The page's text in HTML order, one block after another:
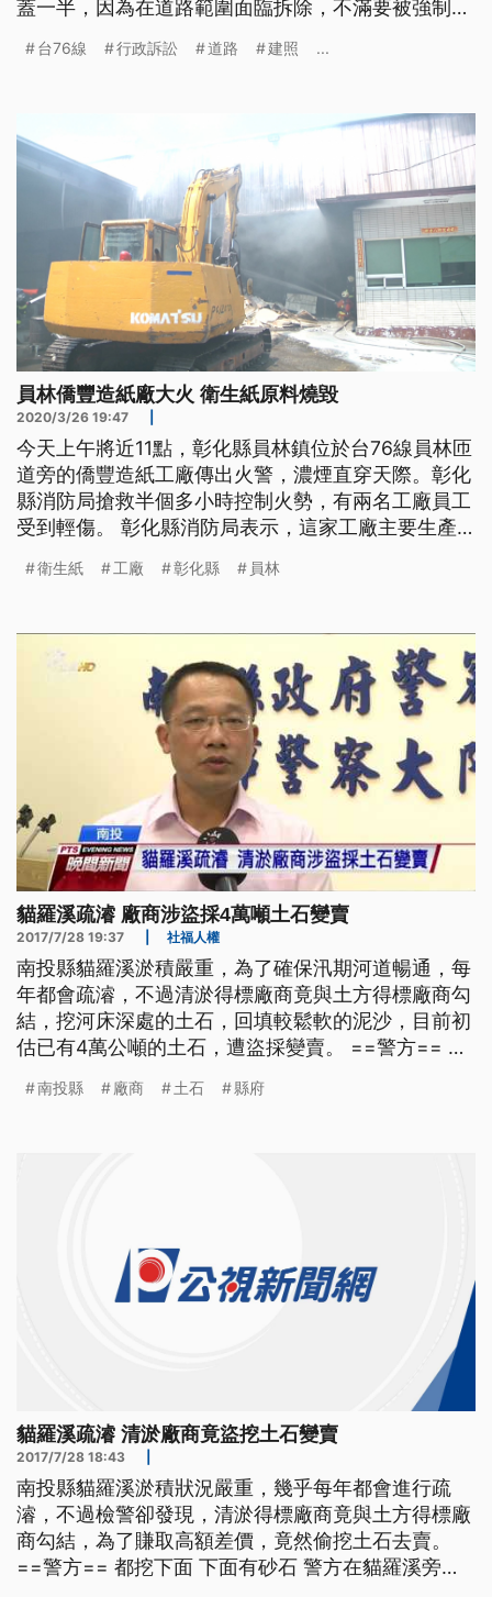
蓋一半，因為在道路範圍面臨拆除，不滿要被強制徵
是在道路用地範圍內，也希望和所有權人溝通，取得
台76線 行政訴訟 道路 建照 ...
員林僑豐造紙廠大火 衛生紙原料燒毀
2020/3/26 19:47
今天上午將近11點，彰化縣員林鎮位於台76線員林匝
道旁的僑豐造紙工廠傳出火警，濃煙直穿天際。彰化
縣消防局搶救半個多小時控制火勢，有兩名工廠員工
受到輕傷。 彰化縣消防局表示，這家工廠主要生產
廠約400平方公尺都陷入火海。衛生紙工廠業者表
工。這個廠區是進行打漿工作，每個月都要生產4、5
百噸紙漿，如今只能全部停工
衛生紙 工廠 彰化縣 員林
貓羅溪疏濬 廠商涉盜採4萬噸土石變賣
2017/7/28 19:37 社福人權
南投縣貓羅溪淤積嚴重，為了確保汛期河道暢通，每
年都會疏濬，不過清淤得標廠商竟與土方得標廠商勾
結，挖河床深處的土石，回填較鬆軟的泥沙，目前初
估已有4萬公噸的土石，遭盜採變賣。 ==警方== 都
證，國道三號連接台76線八卦山隧道的中興系統匝道
南投縣 廠商 土石 縣府
貓羅溪疏濬 清淤廠商竟盜挖土石變賣
2017/7/28 18:43
南投縣貓羅溪淤積狀況嚴重，幾乎每年都會進行疏
濬，不過檢警卻發現，清淤得標廠商竟與土方得標廠
商勾結，為了賺取高額差價，竟然偷挖土石去賣。
==警方== 都挖下面 下面有砂石 警方在貓羅溪旁以